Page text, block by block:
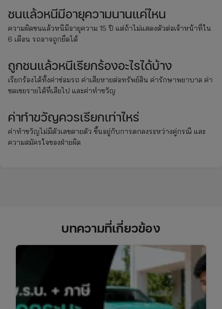
ชนแล้วหนีมีอายุความนานแค่ไหน
ความผิดชนแล้วหนีมีอายุความ 15 ปี แต่ถ้าไม่แสดงตัวต่อเจ้าหน้าที่ใน
6 เดือน รถอาจถูกยึดได้
ถูกชนแล้วหนีเรียกร้องอะไรได้บ้าง
เรียกร้องได้ทั้งค่าซ่อมรถ ค่าเสียหายต่อทรัพย์สิน ค่ารักษาพยาบาล ค่า
ชดเชยรายได้ที่เสียไป และค่าทำขวัญ
ค่าทำขวัญควรเรียกเท่าไหร่
ค่าทำขวัญไม่มีตัวเลขตายตัว ขึ้นอยู่กับการตกลงระหว่างคู่กรณี และ
ความสมัครใจของฝ่ายผิด
บทความที่เกี่ยวข้อง